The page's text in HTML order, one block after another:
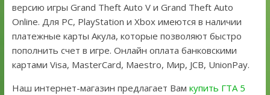
версию игры Grand Theft Auto V и Grand Theft Auto
Online. Для PC, PlayStation и Xbox имеются в наличии
платежные карты Акула, которые позволяют быстро
пополнить счет в игре. Онлайн оплата банковскими
картами Visa, MasterCard, Maestro, Мир, JCB, UnionPay.
Наш интернет-магазин предлагает Вам купить ГТА 5